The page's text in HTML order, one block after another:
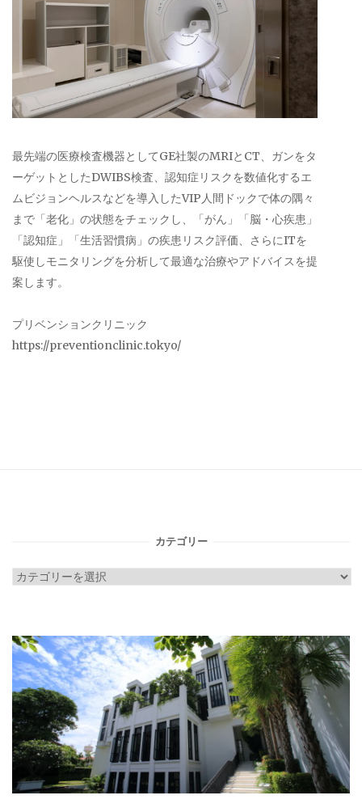
最先端の医療検査機器としてGE社製のMRIとCT、ガンをタ
ーゲットとしたDWIBS検査、認知症リスクを数値化するエ
ムビジョンヘルスなどを導入したVIP人間ドックで体の隅々
まで「老化」の状態をチェックし、「がん」「脳・心疾患」
「認知症」「生活習慣病」の疾患リスク評価、さらにITを
駆使しモニタリングを分析して最適な治療やアドバイスを提
案します。
プリベンションクリニック
https://preventionclinic.tokyo/
カテゴリー
カ
リ
ー